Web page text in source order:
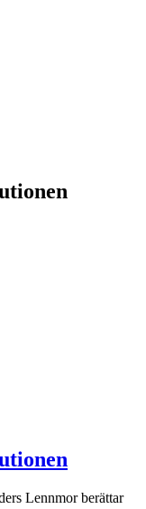
Lennmor berättar